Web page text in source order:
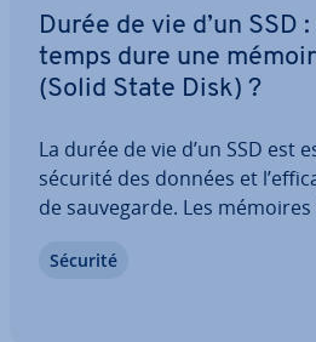
Durée de vie d’un SSD
temps dure une
(Solid State Disk) ?
La durée de vie d’un SSD est
sécurité des données et
de sau­ve­garde. Les
siques à stockage mag­né­tique
Sécurité